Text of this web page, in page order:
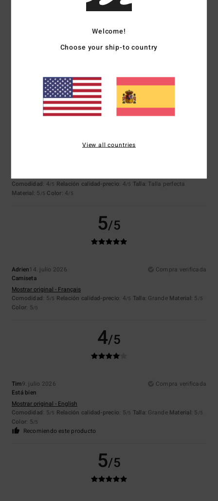
Mostrar original - Italiano
Recomiendo este producto
4 /5
Comodidad: 4/5 Relación calidad-precio: 4/5 Talla: Talla perfecta
Material: 5 /5 Color: 4/5
5/5
Adrien14. julio 2026
Compra verificada
Camiseta
Mostrar original - Français
Comodidad: 5/5 Relación calidad-precio: 4/5 Talla: Grande Material: 5 /5
Color: 5/5
4/5
Tim9. julio 2026
Compra verificada
Está bien
Mostrar original - English
Comodidad: 5/5 Relación calidad-precio: 5/5 Talla: Grande Material: 5 /5
Color: 5/5
Recomiendo este producto
5/5
Welcome!
Choose your ship-to country
View all countries